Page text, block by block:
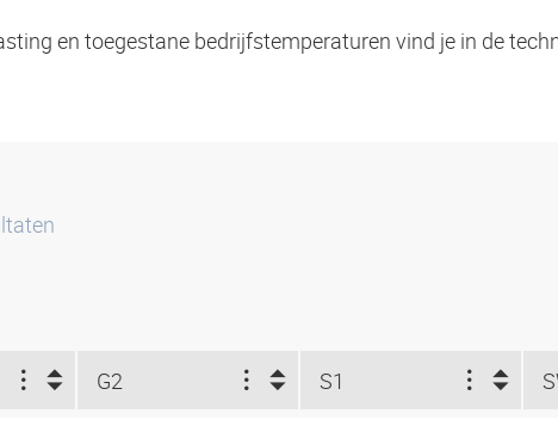
en toegestane bedrijfstemperaturen vind je in de
G2 S1